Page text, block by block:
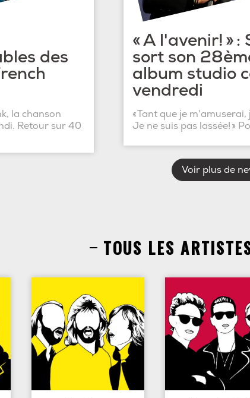
des
la chanson
Retour sur 40
« A l'avenir! » :
sort son
album studio
vendredi
« Tant que je m'amuserai,
Je ne suis pas lassée! »
Voir plus de
TOUS LES